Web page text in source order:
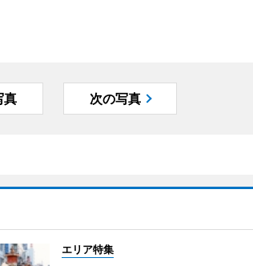
真 次の写真
エリア特集